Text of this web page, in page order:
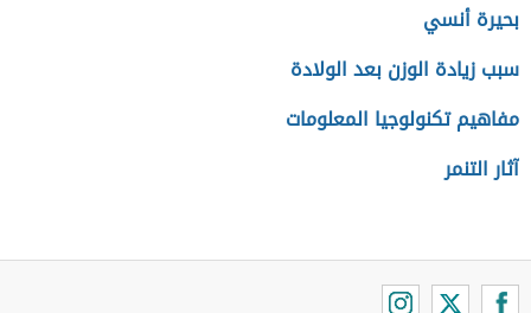
بحيرة أنسي
سبب زيادة الوزن بعد الولادة
مفاهيم تكنولوجيا المعلومات
آثار التنمر